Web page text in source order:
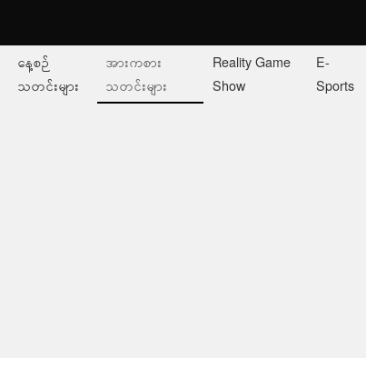
နေ့စဉ်
သတင်းများ
အားကစား
သတင်းများ
Reality Game
Show
E-
Sports